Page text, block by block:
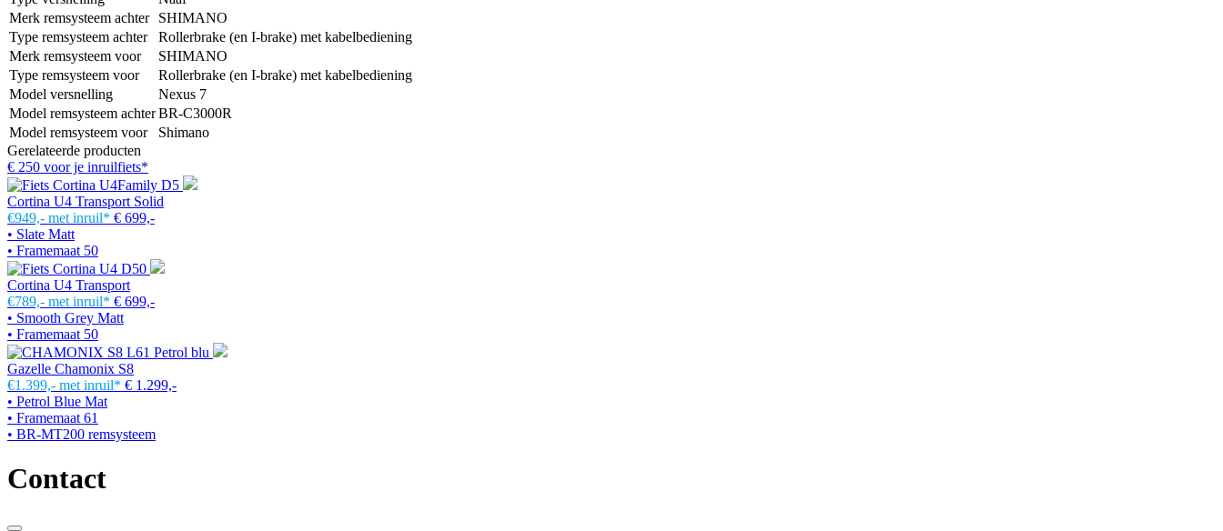
Merk remsysteem achter
SHIMANO
Type remsysteem achter
Rollerbrake (en I-brake) met kabelbediening
Merk remsysteem voor
SHIMANO
Type remsysteem voor
Rollerbrake (en I-brake) met kabelbediening
Model versnelling
Nexus 7
Model remsysteem achterBR-C3000R
Model remsysteem voor
Shimano
Gerelateerde producten
€ 250 voor je inruilfiets*
Cortina U4 Transport Solid
€949,- met inruil* € 699,-
• Slate Matt
• Framemaat 50
Cortina U4 Transport
€789,- met inruil* € 699,-
• Smooth Grey Matt
• Framemaat 50
Gazelle Chamonix S8
€1.399,- met inruil* € 1.299,-
• Petrol Blue Mat
• Framemaat 61
• BR-MT200 remsysteem
Contact